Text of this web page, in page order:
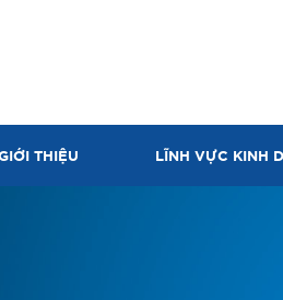
THIỆU LĨNH VỰC KINH